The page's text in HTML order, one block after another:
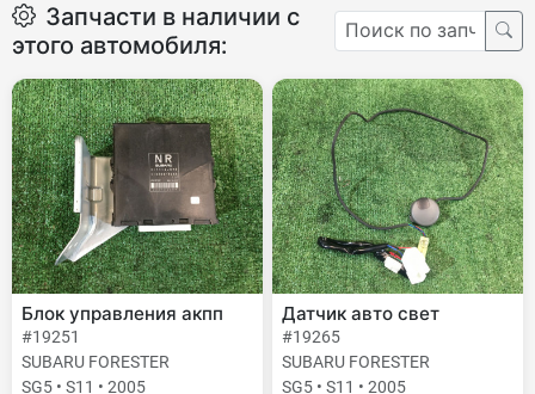
Запчасти в наличии с
этого автомобиля:
Блок управления акпп
#19251
SUBARU FORESTER
SG5 • S11 • 2005
Датчик авто свет
#19265
SUBARU FORESTER
SG5 • S11 • 2005